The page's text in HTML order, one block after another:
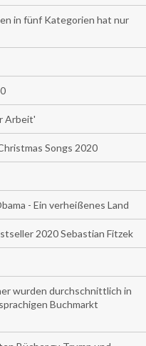
in fünf Kategorien hat nur
Arbeit'
Songs 2020
- Ein verheißenes Land
2020 Sebastian Fitzek
wurden durchschnittlich in
Buchmarkt